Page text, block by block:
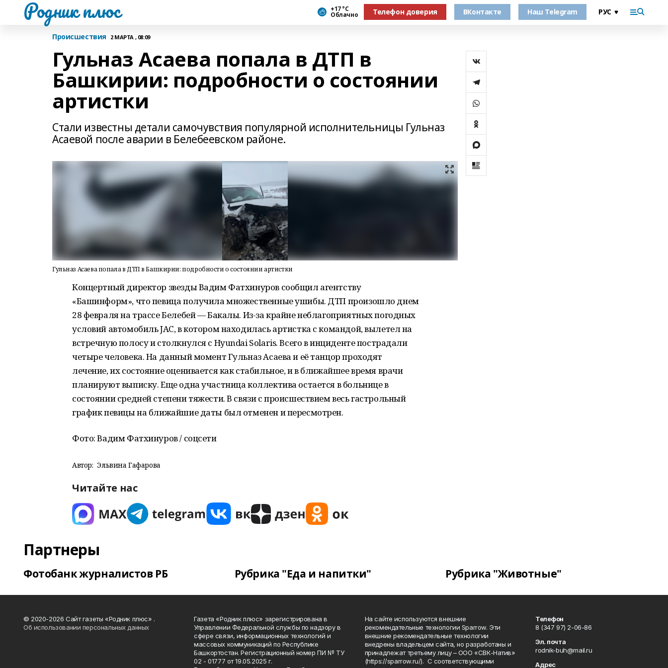
Родник плюс +17 °С
Облачно Телефон доверия ВКонтакте Наш Telegram
Происшествия 2 МАРТА , 08:09
Гульназ Асаева попала в ДТП в
Башкирии: подробности о состоянии
артистки
Стали известны детали самочувствия популярной исполнительницы Гульназ
Асаевой после аварии в Белебеевском районе.
Гульназ Асаева попала в ДТП в Башкирии: подробности о состоянии артистки
Концертный директор звезды Вадим Фатхинуров сообщил агентству
«Башинформ», что певица получила множественные ушибы. ДТП произошло днем
28 февраля на трассе Белебей — Бакалы. Из-за крайне неблагоприятных погодных
условий автомобиль JAC, в котором находилась артистка с командой, вылетел на
встречную полосу и столкнулся с Hyundai Solaris. Всего в инциденте пострадали
четыре человека. На данный момент Гульназ Асаева и её танцор проходят
лечение, их состояние оценивается как стабильное, и в ближайшее время врачи
планируют выписку. Еще одна участница коллектива остается в больнице в
состоянии средней степени тяжести. В связи с происшествием весь гастрольный
график певицы на ближайшие даты был отменен и пересмотрен.
Фото: Вадим Фатхинуров / соцсети
Автор: Эльвина Гафарова
Читайте нас
Партнеры
Фотобанк журналистов РБ Рубрика "Еда и напитки" Рубрика "Животные"
© 2020-2026 Сайт газеты «Родник плюс» .
Об использовании персональных данных
Газета «Родник плюс» зарегистрирована в
Управлении Федеральной службы по надзору в
сфере связи, информационных технологий и
массовых коммуникаций по Республике
Башкортостан. Регистрационный номер ПИ № ТУ
02 - 01777 от 19.05.2025 г.
На сайте используются внешние
рекомендательные технологии Sparrow. Эти
внешние рекомендательные технологии
внедрены владельцем сайта, но разработаны и
принадлежат третьему лицу – ООО «СВК-Натив»
(https://sparrow.ru/). С соответствующими
Телефон
8 (347 97) 2-06-86
Эл. почта
rodnik-buh@mail.ru
Адрес